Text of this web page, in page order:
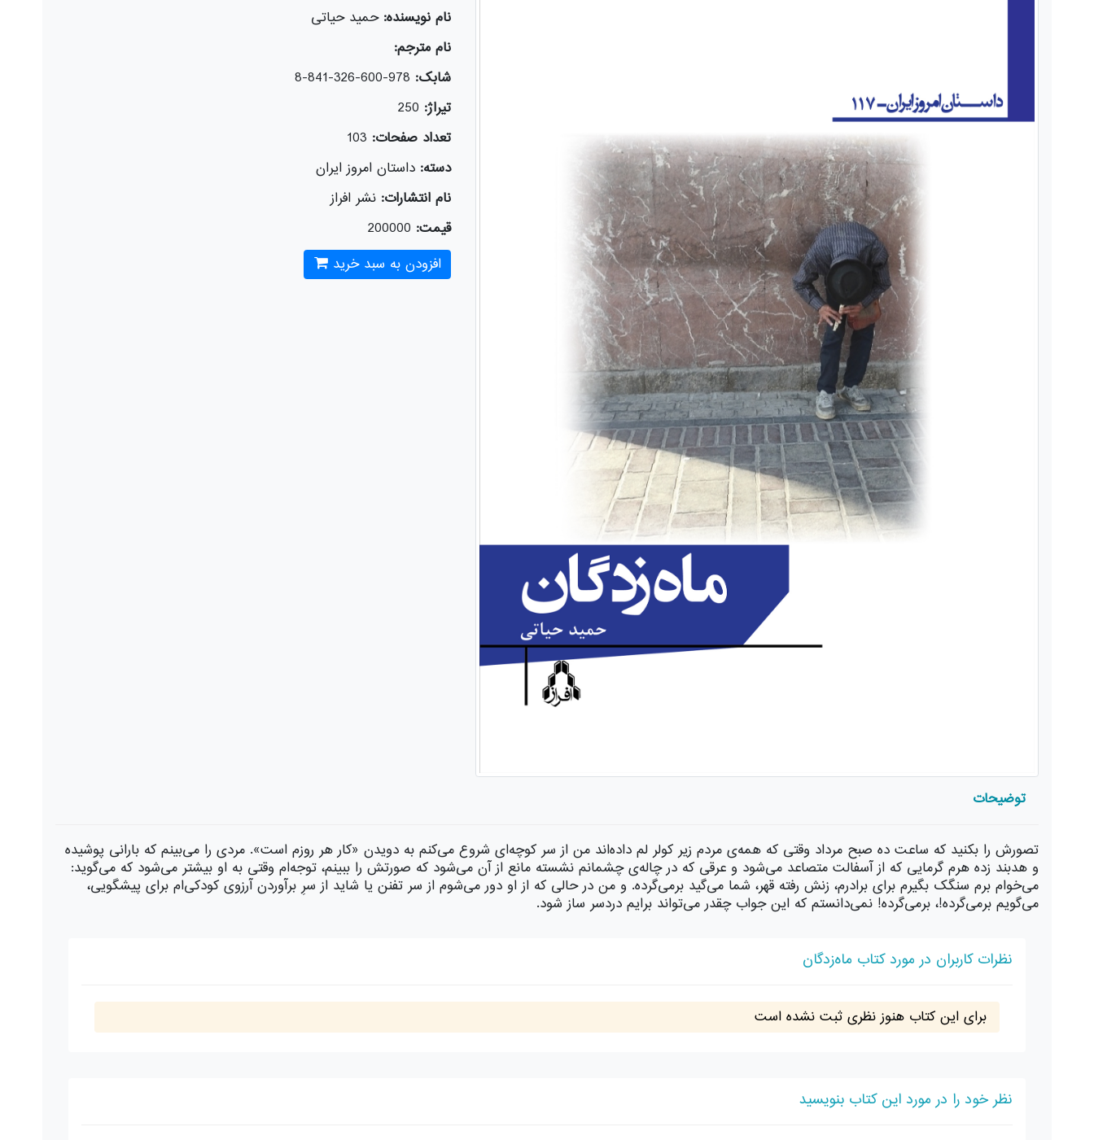
نام نویسنده:حمید حیاتی
نام مترجم:
شابک: 978-600-326-841-8
تیراژ: 250
تعداد صفحات: 103
دسته:داستان امروز ایران
نام انتشارات:نشر افراز
قیمت: 200000
افزودن به سبد خرید
توضیحات
تصورش را بکنید که ساعت ده صبح مرداد وقتی که همه‌ی مردم زیر کولر لم داده‌اند من از سر کوچه‌ای شروع می‌کنم به دویدن «کار هر روزم است». مردی را می‌بینم که بارانی پوشیده
و هدبند زده هرم گرمایی که از آسفالت متصاعد می‌شود و عرقی که در چاله‌ی چشمانم نشسته مانع از آن می‌شود که صورتش را ببینم، توجه‌ام وقتی به او بیشتر می‌شود که می‌گوید:
می‌خوام برم سنگک بگیرم برای برادرم، زنش رفته قهر، شما می‌گید برمی‌گرده. و من در حالی که از او دور می‌شوم از سر تفنن یا شاید از سرِ برآوردن آرزوی کودکی‌ام برای پیشگویی،
می‌گویم برمی‌گرده!، برمی‌گرده! نمی‌دانستم که این جواب چقدر می‌تواند برایم دردسر ساز شود.
نظرات کاربران در مورد کتاب ماه‌زدگان
برای این کتاب هنوز نظری ثبت نشده است
نظر خود را در مورد این کتاب بنویسید